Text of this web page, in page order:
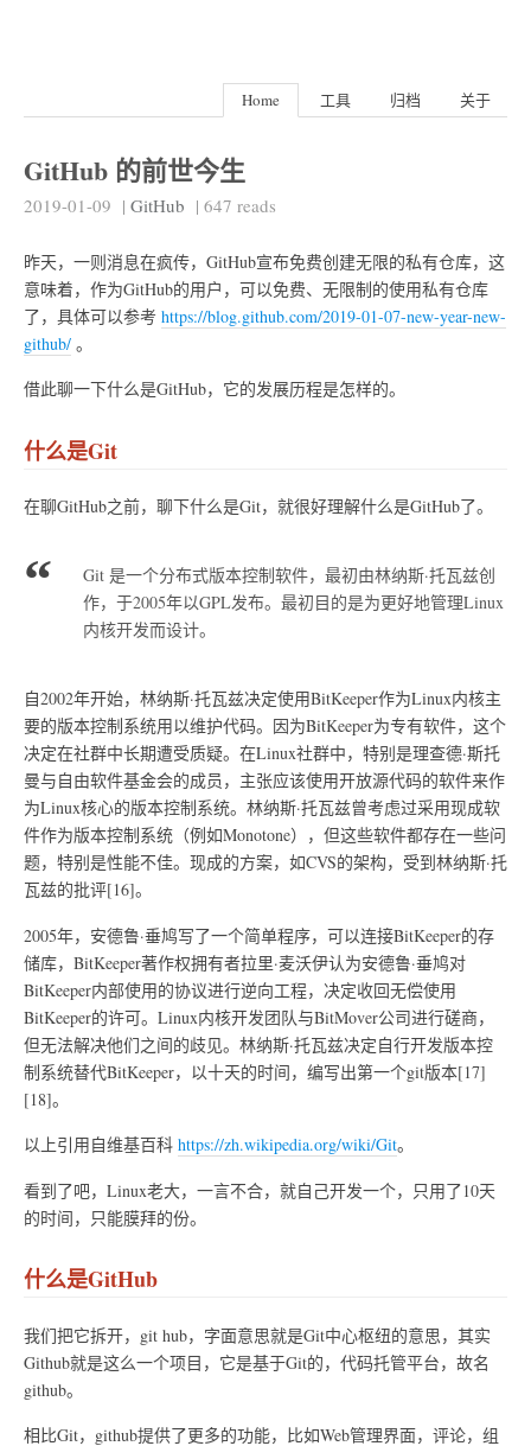
Home 工具 归档 关于
GitHub 的前世今生
2019-01-09 | GitHub | 647 reads
昨天，一则消息在疯传，GitHub宣布免费创建无限的私有仓库，这
意味着，作为GitHub的用户，可以免费、无限制的使用私有仓库
了，具体可以参考 https://blog.github.com/2019-01-07-new-year-new-
github/ 。
借此聊一下什么是GitHub，它的发展历程是怎样的。
什么是Git
在聊GitHub之前，聊下什么是Git，就很好理解什么是GitHub了。
Git 是一个分布式版本控制软件，最初由林纳斯·托瓦兹创
作，于2005年以GPL发布。最初目的是为更好地管理Linux
内核开发而设计。
自2002年开始，林纳斯·托瓦兹决定使用BitKeeper作为Linux内核主
要的版本控制系统用以维护代码。因为BitKeeper为专有软件，这个
决定在社群中长期遭受质疑。在Linux社群中，特别是理查德·斯托
曼与自由软件基金会的成员，主张应该使用开放源代码的软件来作
为Linux核心的版本控制系统。林纳斯·托瓦兹曾考虑过采用现成软
件作为版本控制系统（例如Monotone），但这些软件都存在一些问
题，特别是性能不佳。现成的方案，如CVS的架构，受到林纳斯·托
瓦兹的批评[16]。
2005年，安德鲁·垂鸠写了一个简单程序，可以连接BitKeeper的存
储库，BitKeeper著作权拥有者拉里·麦沃伊认为安德鲁·垂鸠对
BitKeeper内部使用的协议进行逆向工程，决定收回无偿使用
BitKeeper的许可。Linux内核开发团队与BitMover公司进行磋商，
但无法解决他们之间的歧见。林纳斯·托瓦兹决定自行开发版本控
制系统替代BitKeeper，以十天的时间，编写出第一个git版本[17]
[18]。
以上引用自维基百科 https://zh.wikipedia.org/wiki/Git。
看到了吧，Linux老大，一言不合，就自己开发一个，只用了10天
的时间，只能膜拜的份。
什么是GitHub
我们把它拆开，git hub，字面意思就是Git中心枢纽的意思，其实
Github就是这么一个项目，它是基于Git的，代码托管平台，故名
github。
相比Git，github提供了更多的功能，比如Web管理界面，评论，组